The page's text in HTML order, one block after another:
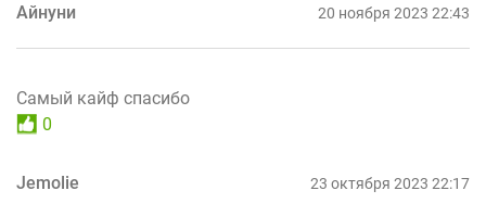
Айнуни 20 ноября 2023 22:43
Самый кайф спасибо
0
Jemolie 23 октября 2023 22:17